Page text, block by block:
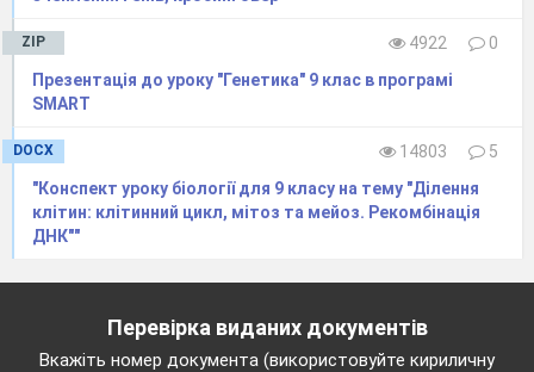
рівні видів уперше сформульовано
французьким зоологом
Ж. Кюв’є (-)
3.
спрямований
історичний розвиток живої
природи, що супроводжується змінами на всіх
рівнях організації життя (+)
4. Уявлення античних філософів про еволюцію
поєднуються в систему поглядів під назвою
стихійний матеріалізм (+)
5. В епоху Середньовіччя панувала метафізика
Перші цілісні теорії еволюції висунули на
початку ХІХ ст. Еразм Дарвін та Жан Батист
ZIP 4922
0
Презентація до уроку "Генетика" 9 клас в програмі
SMART
DOCX 14803
5
"Конспект уроку біології для 9 класу на тему "Ділення
клітин: клітинний цикл, мітоз та мейоз. Рекомбінація
ДНК""
Перевірка виданих документів
Вкажіть номер документа (використовуйте кириличну